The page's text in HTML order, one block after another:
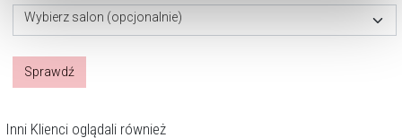
dokonać zmiany wybranych przez Ciebie plików cookie.
Wybierz salon (opcjonalnie)
Sprawdź
Inni Klienci oglądali również